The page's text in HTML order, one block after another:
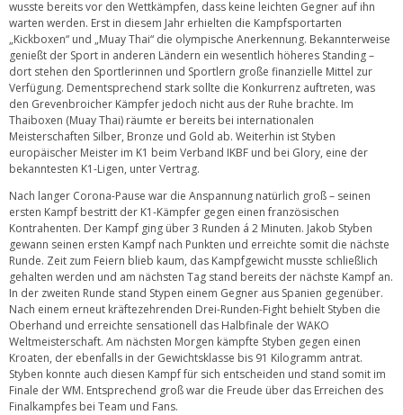
wusste bereits vor den Wettkämpfen, dass keine leichten Gegner auf ihn
warten werden. Erst in diesem Jahr erhielten die Kampfsportarten
„Kickboxen“ und „Muay Thai“ die olympische Anerkennung. Bekannterweise
genießt der Sport in anderen Ländern ein wesentlich höheres Standing –
dort stehen den Sportlerinnen und Sportlern große finanzielle Mittel zur
Verfügung. Dementsprechend stark sollte die Konkurrenz auftreten, was
den Grevenbroicher Kämpfer jedoch nicht aus der Ruhe brachte. Im
Thaiboxen (Muay Thai) räumte er bereits bei internationalen
Meisterschaften Silber, Bronze und Gold ab. Weiterhin ist Styben
europäischer Meister im K1 beim Verband IKBF und bei Glory, eine der
bekanntesten K1-Ligen, unter Vertrag.
Nach langer Corona-Pause war die Anspannung natürlich groß – seinen
ersten Kampf bestritt der K1-Kämpfer gegen einen französischen
Kontrahenten. Der Kampf ging über 3 Runden á 2 Minuten. Jakob Styben
gewann seinen ersten Kampf nach Punkten und erreichte somit die nächste
Runde. Zeit zum Feiern blieb kaum, das Kampfgewicht musste schließlich
gehalten werden und am nächsten Tag stand bereits der nächste Kampf an.
In der zweiten Runde stand Stypen einem Gegner aus Spanien gegenüber.
Nach einem erneut kräftezehrenden Drei-Runden-Fight behielt Styben die
Oberhand und erreichte sensationell das Halbfinale der WAKO
Weltmeisterschaft. Am nächsten Morgen kämpfte Styben gegen einen
Kroaten, der ebenfalls in der Gewichtsklasse bis 91 Kilogramm antrat.
Styben konnte auch diesen Kampf für sich entscheiden und stand somit im
Finale der WM. Entsprechend groß war die Freude über das Erreichen des
Finalkampfes bei Team und Fans.